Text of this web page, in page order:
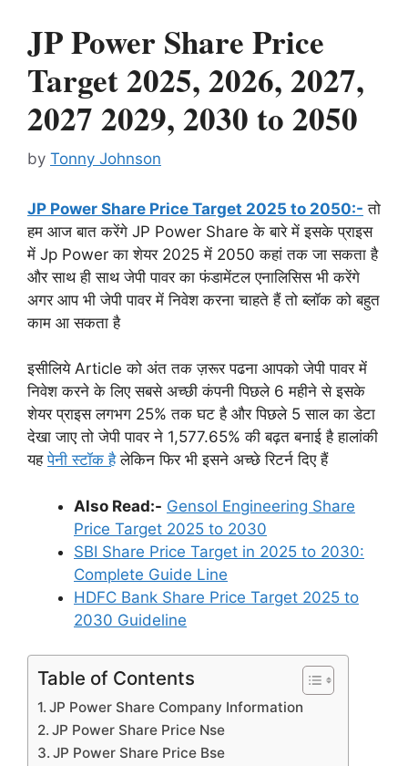
JP Power Share Price
Target 2025, 2026, 2027,
2027 2029, 2030 to 2050
by Tonny Johnson
JP Power Share Price Target 2025 to 2050:- तो
हम आज बात करेंगे JP Power Share के बारे में इसके प्राइस
में Jp Power का शेयर 2025 में 2050 कहां तक जा सकता है
और साथ ही साथ जेपी पावर का फंडामेंटल एनालिसिस भी करेंगे
अगर आप भी जेपी पावर में निवेश करना चाहते हैं तो ब्लॉक को बहुत
काम आ सकता है
इसीलिये Article को अंत तक ज़रूर पढना आपको जेपी पावर में
निवेश करने के लिए सबसे अच्छी कंपनी पिछले 6 महीने से इसके
शेयर प्राइस लगभग 25% तक घट है और पिछले 5 साल का डेटा
देखा जाए तो जेपी पावर ने 1,577.65% की बढ़त बनाई है हालांकी
यहपेनी स्टॉक हैलेकिन फिर भी इसने अच्छे रिटर्न दिए हैं
Also Read:- Gensol Engineering Share
Price Target 2025 to 2030
SBI Share Price Target in 2025 to 2030:
Complete Guide Line
HDFC Bank Share Price Target 2025 to
2030 Guideline
Table of Contents
JP Power Share Company Information
JP Power Share Price Nse
JP Power Share Price Bse